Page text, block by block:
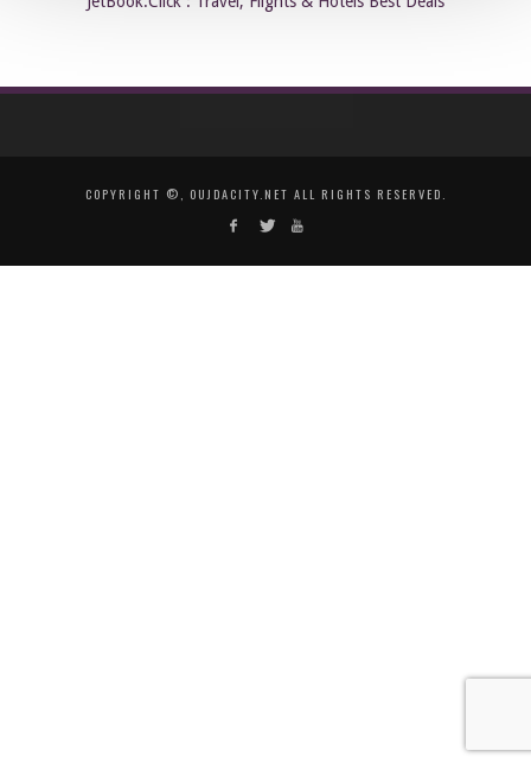
COPYRIGHT ©, OUJDACITY.NET ALL RIGHTS RESERVED.